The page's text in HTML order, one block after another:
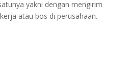
yakni dengan mengirim
atau bos di perusahaan.